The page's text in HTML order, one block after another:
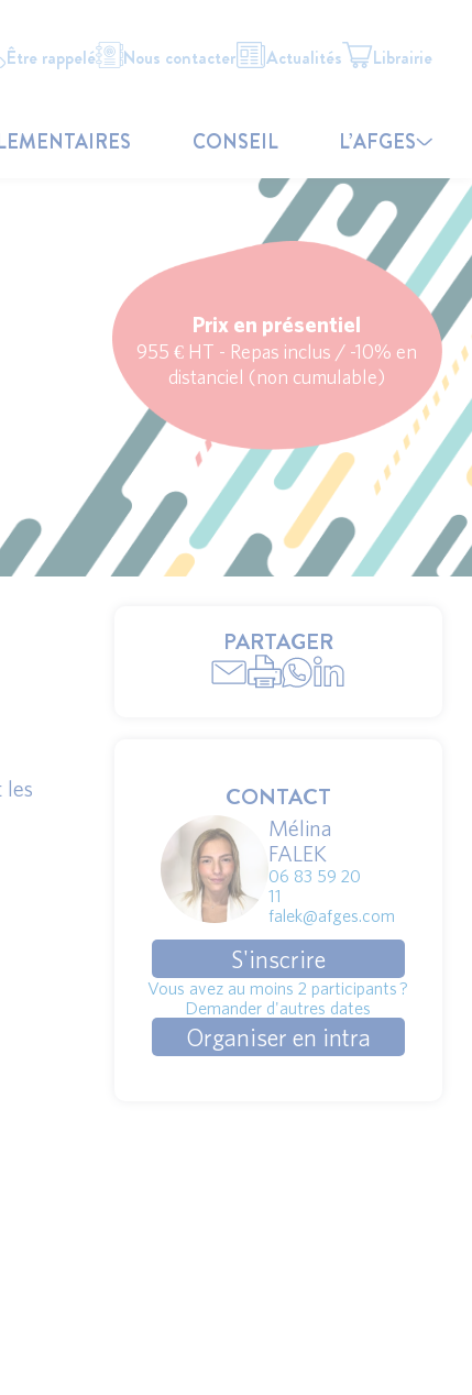
Être rappelé Nous contacter Actualités Librairie
CONSEIL L’AFGES
Prix en présentiel
955 € HT - Repas inclus / -10% en
distanciel (non cumulable)
les
PARTAGER
CONTACT
Mélina
FALEK
06 83 59 20
11
falek@afges.com
S'inscrire
Vous avez au moins 2 participants ?
Demander d'autres dates
Organiser en intra